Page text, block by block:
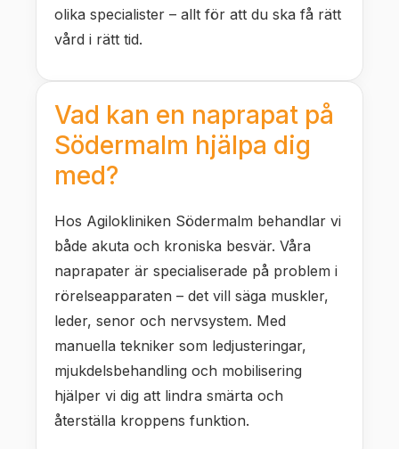
olika specialister – allt för att du ska få rätt
vård i rätt tid.
Vad kan en naprapat på
Södermalm hjälpa dig
med?
Hos Agilokliniken Södermalm behandlar vi
både akuta och kroniska besvär. Våra
naprapater är specialiserade på problem i
rörelseapparaten – det vill säga muskler,
leder, senor och nervsystem. Med
manuella tekniker som ledjusteringar,
mjukdelsbehandling och mobilisering
hjälper vi dig att lindra smärta och
återställa kroppens funktion.